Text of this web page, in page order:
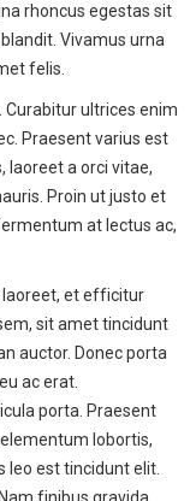
rhoncus egestas sit
Vivamus urna
felis.
Curabitur ultrices enim
Praesent varius est
laoreet a orci vitae,
Proin ut justo et
at lectus ac,
laoreet, et efficitur
sit amet tincidunt
auctor. Donec porta
ac erat.
porta. Praesent
lobortis,
leo est tincidunt elit.